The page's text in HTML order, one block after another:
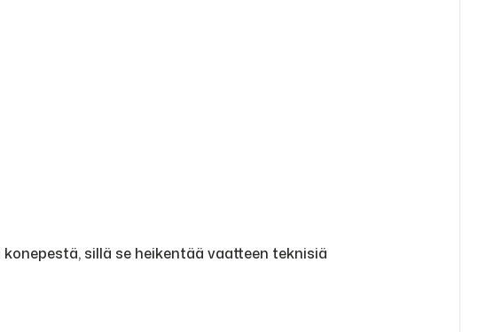
sillä se heikentää vaatteen teknisiä